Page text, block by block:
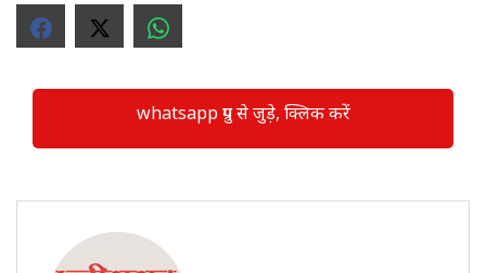
whatsapp ग्रुप से जुड़े, क्लिक करें